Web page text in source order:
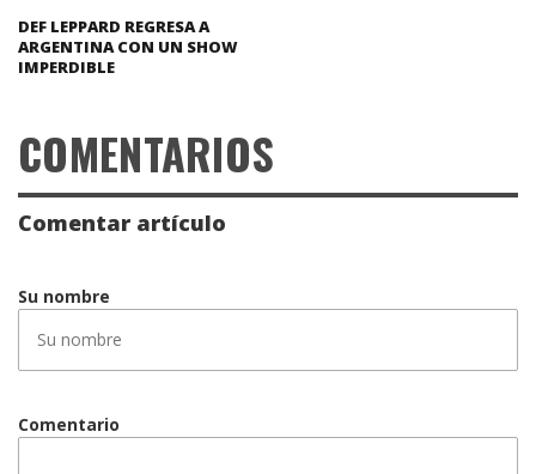
DEF LEPPARD REGRESA A
ARGENTINA CON UN SHOW
IMPERDIBLE
COMENTARIOS
Comentar artículo
Su nombre
Comentario